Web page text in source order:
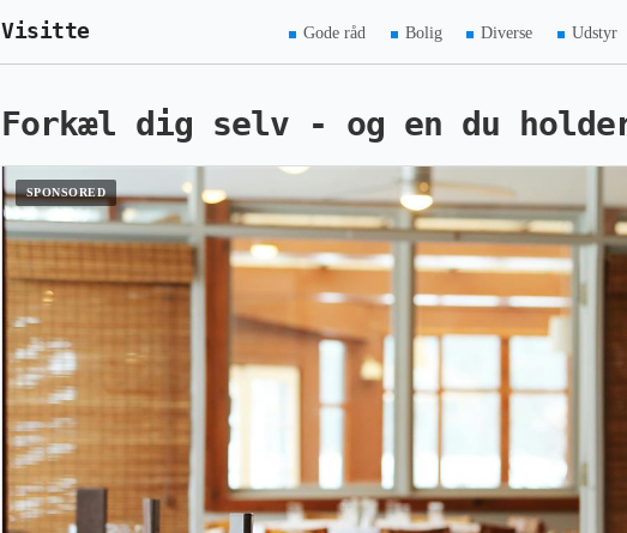
Visitte Gode råd Bolig Diverse Udstyr
Forkæl dig selv - og en du